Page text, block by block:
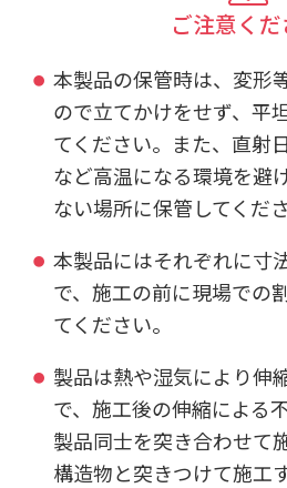
ご注意く
本製品の保管時は、変形
ので立てかけをせず、平
てください。また、直射
など高温になる環境を避
ない場所に保管してくださ
本製品にはそれぞれに寸
で、施工の前に現場での
てください。
製品は熱や湿気により伸
で、施工後の伸縮による
製品同士を突き合わせて
構造物と突きつけて施工